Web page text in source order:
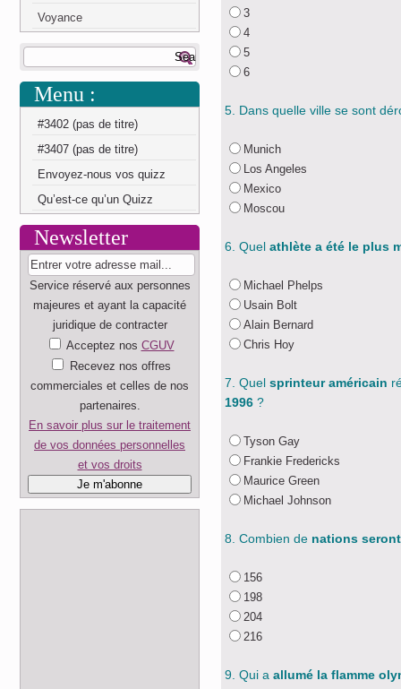
Voyance
Menu :
#3402 (pas de titre)
#3407 (pas de titre)
Envoyez-nous vos quizz
Qu’est-ce qu’un Quizz
Newsletter
Service réservé aux personnes
majeures et ayant la capacité
juridique de contracter
Acceptez nos CGUV
Recevez nos offres
commerciales et celles de nos
partenaires.
En savoir plus sur le traitement
de vos données personnelles
et vos droits
3
4
5
6
5. Dans quelle ville se sont
Munich
Los Angeles
Mexico
Moscou
6. Quel athlète a été le plus
Michael Phelps
Usain Bolt
Alain Bernard
Chris Hoy
7. Quel sprinteur américain
1996 ?
Tyson Gay
Frankie Fredericks
Maurice Green
Michael Johnson
8. Combien de nations
156
198
204
216
9. Qui a allumé la flamme